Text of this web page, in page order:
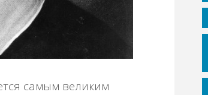
самым великим